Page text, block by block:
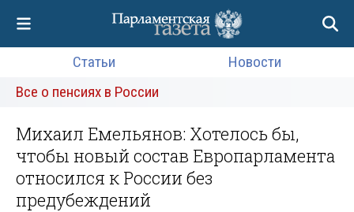
Статьи
Новости
Все о пенсиях в России
Михаил Емельянов: Хотелось бы,
чтобы новый состав Европарламента
относился к России без
предубеждений